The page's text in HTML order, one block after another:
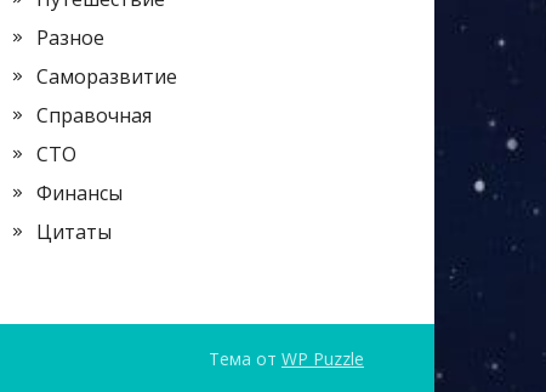
Разное
Саморазвитие
Справочная
СТО
Финансы
Цитаты
Тема от WP Puzzle